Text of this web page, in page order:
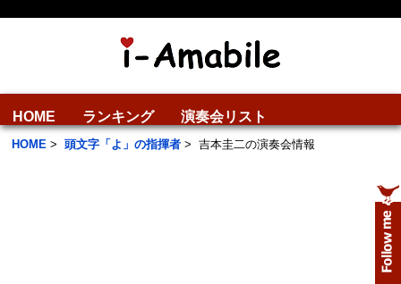
HOME ランキング 演奏会リスト
HOME > 頭文字「よ」の指揮者 > 吉本圭二の演奏会情報